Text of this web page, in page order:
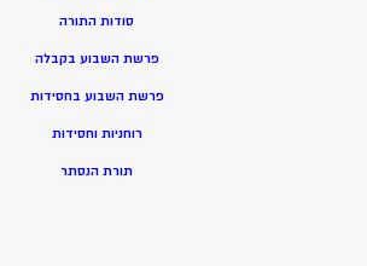
סודות התורה
פרשת השבוע בקבלה
פרשת השבוע בחסידות
רוחניות וחסידות
תורת הנסתר